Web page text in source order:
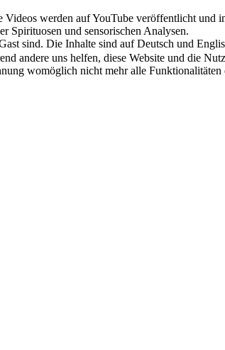
werden auf YouTube veröffentlicht und
Spirituosen und sensorischen Analysen.
sind. Die Inhalte sind auf Deutsch und
andere uns helfen, diese Website und die
womöglich nicht mehr alle